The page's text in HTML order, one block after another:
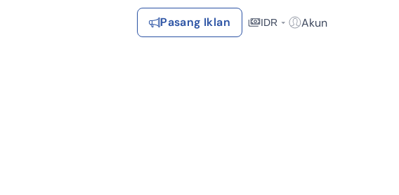
Pasang Iklan IDR Akun